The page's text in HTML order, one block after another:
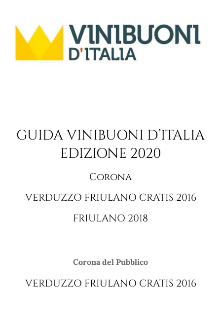
GUIDA VINIBUONI D’ITALIA
EDIZIONE 2020
Corona
VERDUZZO FRIULANO CRATIS 2016
FRIULANO 2018
Corona del Pubblico
VERDUZZO FRIULANO CRATIS 2016